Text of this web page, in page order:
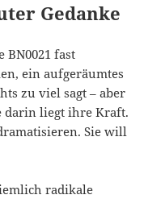
Gedanke
fast
ein aufgeräumtes
zu viel sagt – aber
darin liegt ihre Kraft.
Sie will
radikale